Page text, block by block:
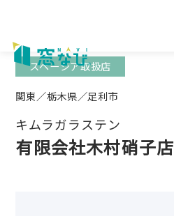
content
関東／栃木県／足利市
キムラガラステン
有限会社木村硝子店
スペーシア取扱店